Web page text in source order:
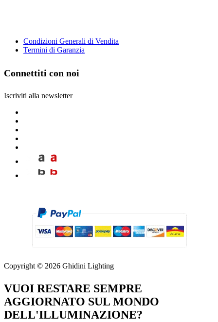
Condizioni Generali di Vendita
Termini di Garanzia
Connettiti con noi
Iscriviti alla newsletter
Copyright © 2026 Ghidini Lighting
VUOI RESTARE SEMPRE
AGGIORNATO SUL MONDO
DELL'ILLUMINAZIONE?